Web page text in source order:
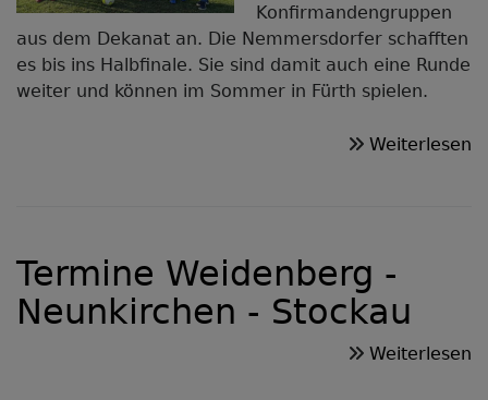
Konfirmandengruppen
aus dem Dekanat an. Die Nemmersdorfer schafften
es bis ins Halbfinale. Sie sind damit auch eine Runde
weiter und können im Sommer in Fürth spielen.
Weiterlesen
Termine Weidenberg -
Neunkirchen - Stockau
Weiterlesen